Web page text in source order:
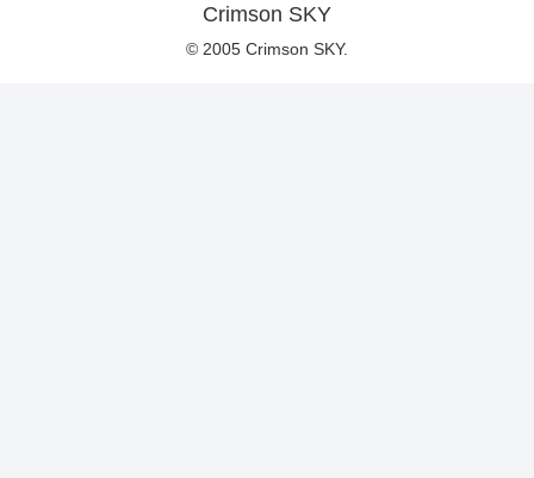
Crimson SKY
© 2005 Crimson SKY.